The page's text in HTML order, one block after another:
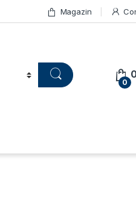
Magazin
0